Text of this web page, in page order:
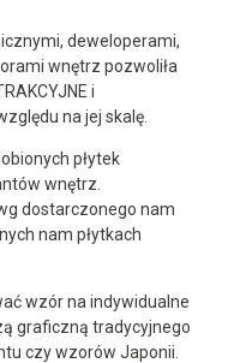
deweloperami,
wnętrz pozwoliła
i
na jej skalę.
płytek
wnętrz.
dostarczonego nam
nam płytkach
wzór na indywidualne
graficzną tradycyjnego
czy wzorów Japonii.